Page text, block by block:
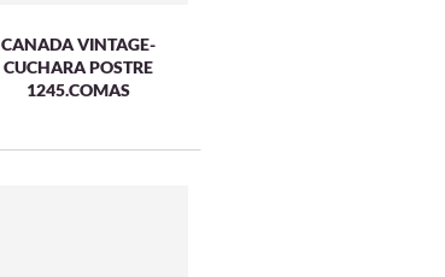
CANADA VINTAGE-
CUCHARA POSTRE
1245.COMAS